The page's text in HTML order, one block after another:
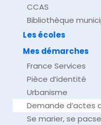
CCAS
Bibliothèque
Les écoles
Mes démarches
France Services
Pièce d’identité
Urbanisme
Demande d’actes
Se marier, se